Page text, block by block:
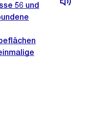
56 und